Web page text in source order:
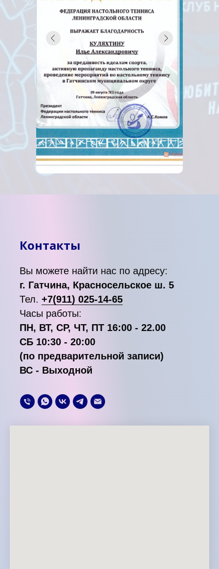
Контакты
Вы можете найти нас по адресу:
г. Гатчина, Красносельское ш. 5
Тел. +7(911) 025-14-65
Часы работы:
ПН, ВТ, СР, ЧТ, ПТ 16:00 - 22.00
СБ 10:30 - 20:00
(по предварительной записи)
ВС - Выходной